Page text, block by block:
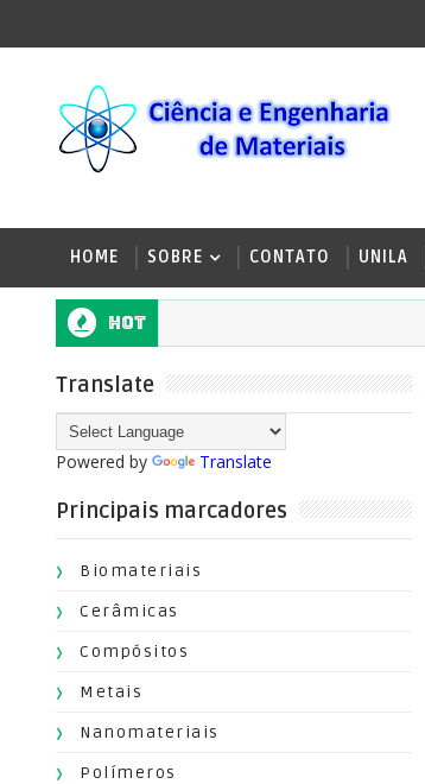
HOME SOBRE CONTATO UNILA
Hot
Translate
Powered by Translate
Principais marcadores
Biomateriais
Cerâmicas
Compósitos
Metais
Nanomateriais
Polímeros